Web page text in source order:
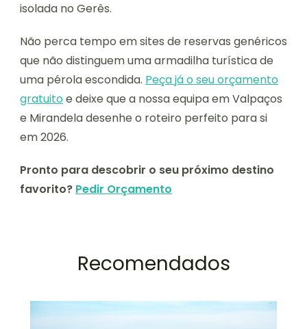
isolada no Gerês.
Não perca tempo em sites de reservas genéricos
que não distinguem uma armadilha turística de
uma pérola escondida. Peça já o seu orçamento
gratuitoe deixe que a nossa equipa em Valpaços
e Mirandela desenhe o roteiro perfeito para si
em 2026.
Pronto para descobrir o seu próximo destino
favorito? Pedir Orçamento
Recomendados